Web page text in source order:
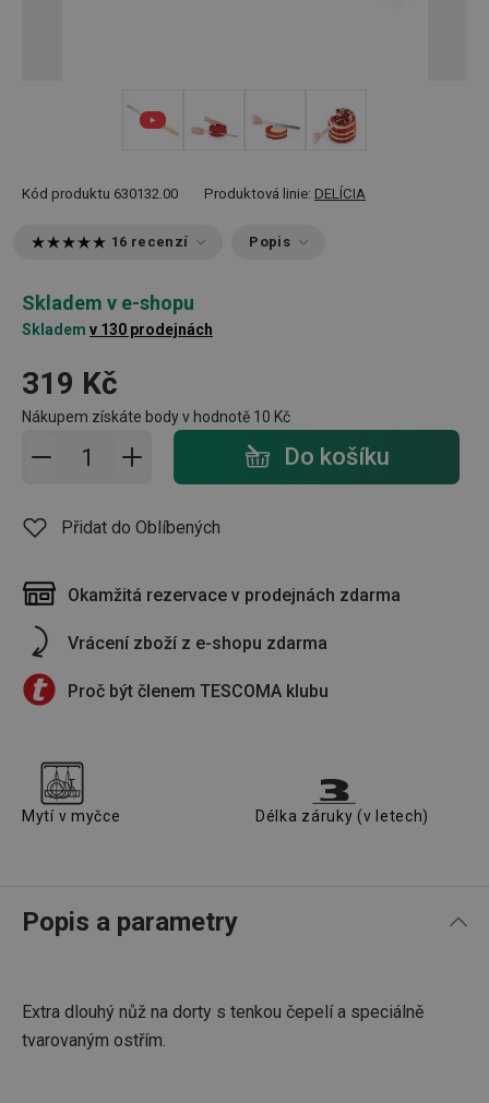
Kód produktu 630132.00 Produktová linie: DELÍCIA
16 recenzí Popis
Skladem v e-shopu
Skladem v 130 prodejnách
319 Kč
Nákupem získáte body v hodnotě 10 Kč
Přidat do košíku - počet Do košíku
Přidat do Oblíbených
Okamžitá rezervace v prodejnách zdarma
Vrácení zboží z e-shopu zdarma
Proč být členem TESCOMA klubu
Mytí v myčce Délka záruky (v letech)
Popis a parametry
Extra dlouhý nůž na dorty s tenkou čepelí a speciálně
tvarovaným ostřím.